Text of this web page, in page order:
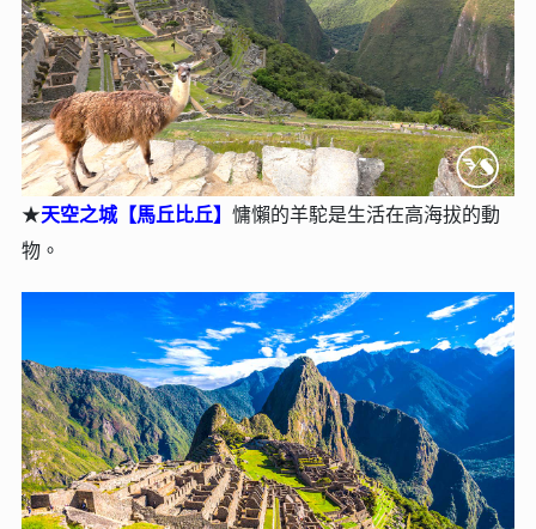
★天空之城【⾺丘比丘】 慵懶的羊駝是生活在高海拔的動
物。